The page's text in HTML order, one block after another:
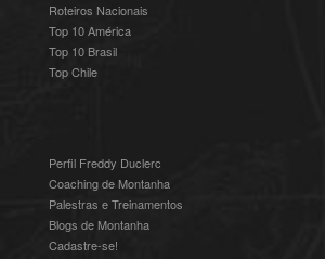
Roteiros Nacionais
Top 10 América
Top 10 Brasil
Top Chile
Perfil Freddy Duclerc
Coaching de Montanha
Palestras e Treinamentos
Blogs de Montanha
Cadastre-se!